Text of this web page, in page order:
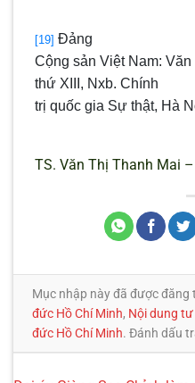
[19] Đảng
Cộng sản Việt Nam:
thứ XIII, Nxb. Chính
trị quốc gia Sự thật, Hà
TS. Văn Thị Thanh Mai
Mục nhập này đã được đăng
đức Hồ Chí Minh, Nội dung
đức Hồ Chí Minh. Đánh dấu